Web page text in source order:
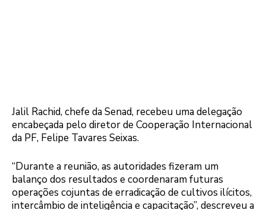
Jalil Rachid, chefe da Senad, recebeu uma delegação
encabeçada pelo diretor de Cooperação Internacional
da PF, Felipe Tavares Seixas.
“Durante a reunião, as autoridades fizeram um
balanço dos resultados e coordenaram futuras
operações cojuntas de erradicação de cultivos ilícitos,
intercâmbio de inteligência e capacitação”, descreveu a